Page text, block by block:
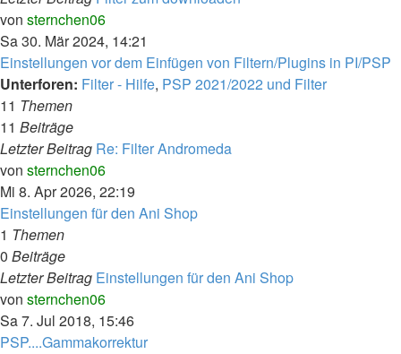
von sternchen06Neuester
Beitrag
Sa 30. Mär 2024, 14:21
Einstellungen vor dem Einfügen von Filtern/Plugins in PI/PSP
Unterforen: Filter - Hilfe, PSP 2021/2022 und Filter
11 Themen
11 Beiträge
Letzter Beitrag Re: Filter Andromeda
von sternchen06Neuester
Beitrag
Mi 8. Apr 2026, 22:19
Einstellungen für den Ani Shop
1 Themen
0 Beiträge
Letzter Beitrag Einstellungen für den Ani Shop
von sternchen06Neuester
Beitrag
Sa 7. Jul 2018, 15:46
PSP....Gammakorrektur